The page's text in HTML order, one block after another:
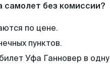
самолет без комиссии?
по цене.
пунктов.
Уфа Ганновер в одну